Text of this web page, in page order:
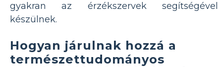
gyakran az érzékszervek segítségével
készülnek.
Hogyan járulnak hozzá a
természettudományos